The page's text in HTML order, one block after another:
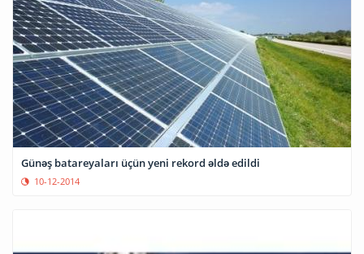
Günəş batareyaları üçün yeni rekord əldə edildi
10-12-2014